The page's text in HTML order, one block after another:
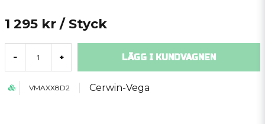
1 295 kr / Styck
- + LÄGG I KUNDVAGNEN
VMAXX8D2 Cerwin-Vega